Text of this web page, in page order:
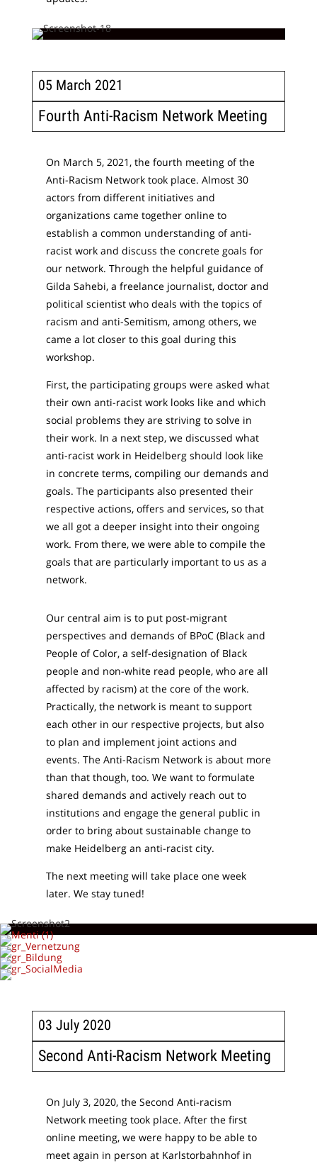
05 March 2021
Fourth Anti-Racism Network Meeting
On March 5, 2021, the fourth meeting of the
Anti-Racism Network took place. Almost 30
actors from different initiatives and
organizations came together online to
establish a common understanding of anti-
racist work and discuss the concrete goals for
our network. Through the helpful guidance of
Gilda Sahebi, a freelance journalist, doctor and
political scientist who deals with the topics of
racism and anti-Semitism, among others, we
came a lot closer to this goal during this
workshop.
First, the participating groups were asked what
their own anti-racist work looks like and which
social problems they are striving to solve in
their work. In a next step, we discussed what
anti-racist work in Heidelberg should look like
in concrete terms, compiling our demands and
goals. The participants also presented their
respective actions, offers and services, so that
we all got a deeper insight into their ongoing
work. From there, we were able to compile the
goals that are particularly important to us as a
network.
Our central aim is to put post-migrant
perspectives and demands of BPoC (Black and
People of Color, a self-designation of Black
people and non-white read people, who are all
affected by racism) at the core of the work.
Practically, the network is meant to support
each other in our respective projects, but also
to plan and implement joint actions and
events. The Anti-Racism Network is about more
than that though, too. We want to formulate
shared demands and actively reach out to
institutions and engage the general public in
order to bring about sustainable change to
make Heidelberg an anti-racist city.
The next meeting will take place one week
later. We stay tuned!
03 July 2020
Second Anti-Racism Network Meeting
On July 3, 2020, the Second Anti-racism
Network meeting took place. After the first
online meeting, we were happy to be able to
meet again in person at Karlstorbahnhof in